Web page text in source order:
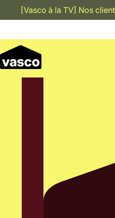
[Vasco à la TV] Nos